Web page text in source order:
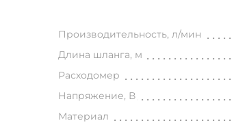
Производительность, л/мин
Длина шланга, м
Расходомер
Напряжение, В
Материал